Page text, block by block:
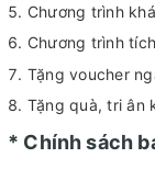
Chương trình
Chương trình
Tặng voucher
Tặng quà, tri ân
* Chính sách